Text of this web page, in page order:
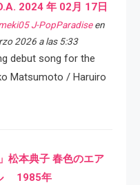
2024 年 02月 17日
J-PopParadiseen
2026 a las 5:33
debut song for the
Matsumoto / Haruiro
」松本典子 春色のエア
1985年